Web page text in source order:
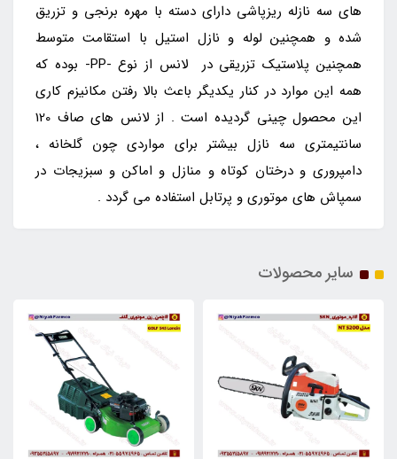
های سه نازله ریزپاشی دارای دسته با مهره برنجی و تزریق
شده و همچنین لوله و نازل استیل با استقامت متوسط
همچنین پلاستیک تزریقی در لانس از نوع -PP- بوده که
همه این موارد در کنار یکدیگر باعث بالا رفتن مکانیزم کاری
این محصول چینی گردیده است . از لانس های صاف 120
سانتیمتری سه نازل بیشتر برای مواردی چون گلخانه ،
دامپروری و درختان کوتاه و منازل و اماکن و سبزیجات در
سمپاش های موتوری و پرتابل استفاده می گردد .
سایر محصولات